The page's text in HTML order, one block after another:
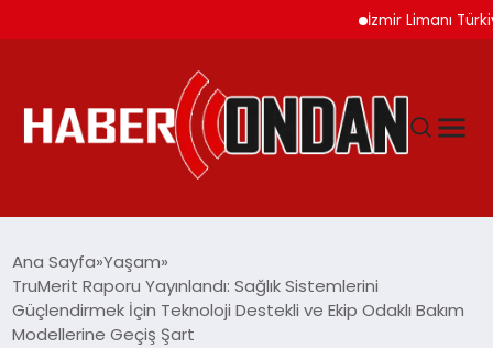
İzmir Limanı Türkiye
SIYASET
Ana Sayfa Yaşam
TruMerit Raporu Yayınlandı: Sağlık Sistemlerini
Güçlendirmek İçin Teknoloji Destekli ve Ekip Odaklı Bakım
Modellerine Geçiş Şart